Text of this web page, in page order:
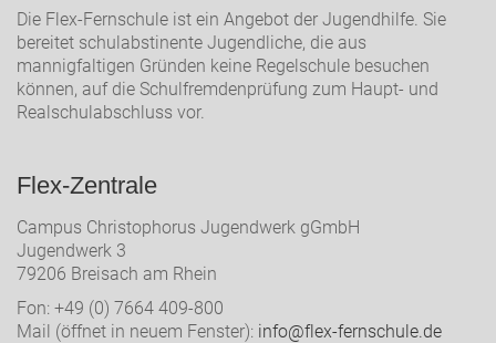
Die Flex-Fernschule ist ein Angebot der Jugendhilfe. Sie
bereitet schulabstinente Jugendliche, die aus
mannigfaltigen Gründen keine Regelschule besuchen
können, auf die Schulfremdenprüfung zum Haupt- und
Realschulabschluss vor.
Flex-Zentrale
Campus Christophorus Jugendwerk gGmbH
Jugendwerk 3
79206 Breisach am Rhein
Fon: +49 (0) 7664 409-800
Mail (öffnet in neuem Fenster): info@flex-fernschule.de